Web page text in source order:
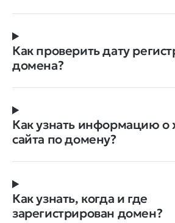
Как проверить дату
домена?
Как узнать информацию о
сайта по домену?
Как узнать, когда и где
зарегистрирован домен?